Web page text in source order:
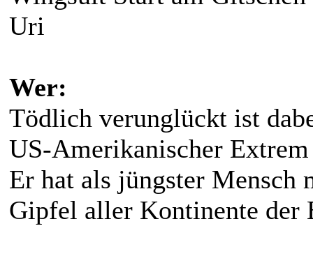
Uri
Wer:
Tödlich verunglückt ist
US-Amerikanischer
Er hat als jüngster Mensch
Gipfel aller Kontinente der